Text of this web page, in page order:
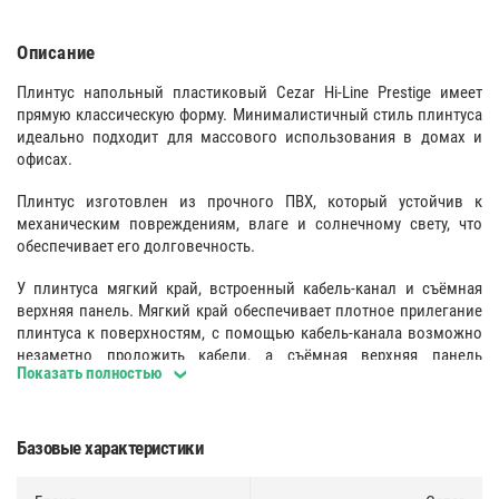
Описание
Плинтус напольный пластиковый Cezar Hi-Line Prestige имеет
прямую классическую форму. Минималистичный стиль плинтуса
идеально подходит для массового использования в домах и
офисах.
Плинтус изготовлен из прочного ПВХ, который устойчив к
механическим повреждениям, влаге и солнечному свету, что
обеспечивает его долговечность.
У плинтуса мягкий край, встроенный кабель-канал и съёмная
верхняя панель. Мягкий край обеспечивает плотное прилегание
плинтуса к поверхностям, с помощью кабель-канала возможно
незаметно проложить кабели, а съёмная верхняя панель
плинтуса обеспечивает удобство монтажа.
Однородная гладкая структура лицевой части.
Показать полностью
Базовые характеристики